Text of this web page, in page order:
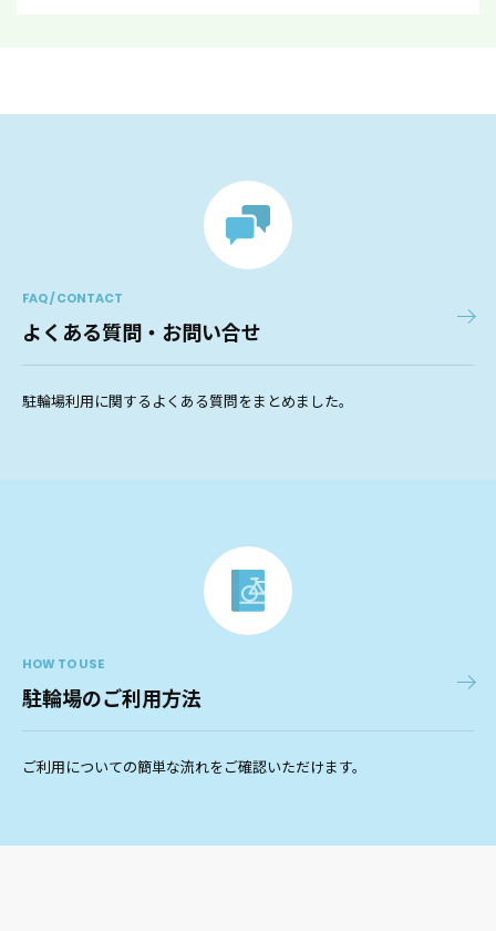
FAQ / CONTACT
よくある質問・お問い合せ
駐輪場利用に関するよくある質問をまとめました。
HOW TO USE
駐輪場のご利用方法
ご利用についての簡単な流れをご確認いただけます。